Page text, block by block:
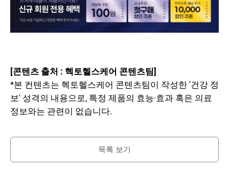
[콘텐츠 출처 : 헥토헬스케어 콘텐츠팀]
*본 컨텐츠는 헥토헬스케어 콘텐츠팀이 작성한 '건강 정
보' 성격의 내용으로, 특정 제품의 효능·효과 혹은 의료
정보와는 관련이 없습니다.
목록 보기